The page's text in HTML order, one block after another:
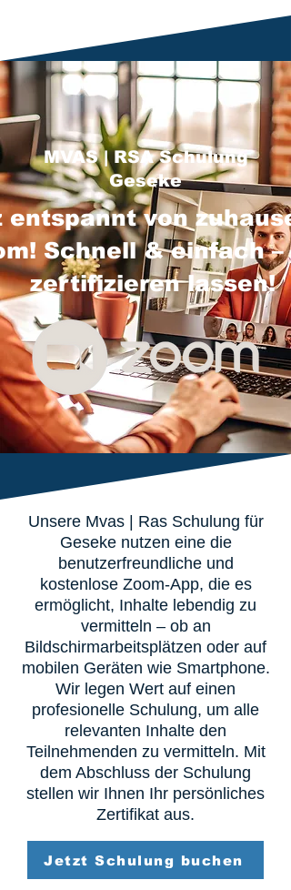
MVAS | RSA Schulung
Geseke
entspannt von
Schnell & einfach –
zertifizieren lassen!
Unsere Mvas | Ras Schulung für
Geseke nutzen eine die
benutzerfreundliche und
kostenlose Zoom-App, die es
ermöglicht, Inhalte lebendig zu
vermitteln – ob an
Bildschirmarbeitsplätzen oder auf
mobilen Geräten wie Smartphone.
Wir legen Wert auf einen
profesionelle Schulung, um alle
relevanten Inhalte den
Teilnehmenden zu vermitteln. Mit
dem Abschluss der Schulung
stellen wir Ihnen Ihr persönliches
Zertifikat aus.
Jetzt Schulung buchen